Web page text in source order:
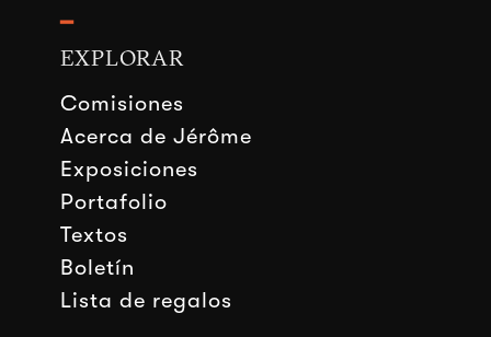
━
EXPLORAR
Comisiones
Acerca de Jérôme
Exposiciones
Portafolio
Textos
Boletín
Lista de regalos